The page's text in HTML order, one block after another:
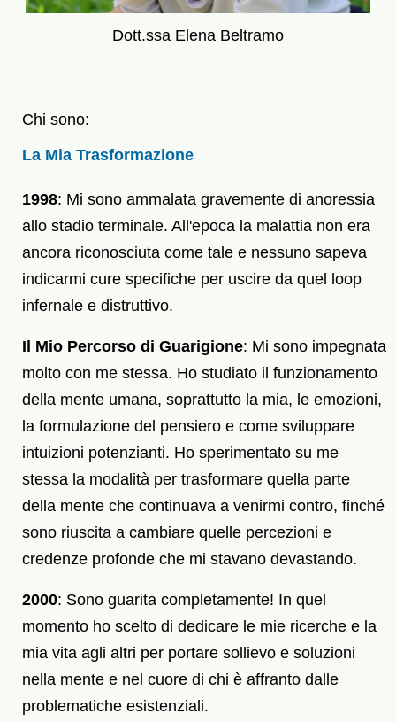
Dott.ssa Elena Beltramo
Chi sono:
La Mia Trasformazione
1998: Mi sono ammalata gravemente di anoressia
allo stadio terminale. All'epoca la malattia non era
ancora riconosciuta come tale e nessuno sapeva
indicarmi cure specifiche per uscire da quel loop
infernale e distruttivo.
Il Mio Percorso di Guarigione: Mi sono impegnata
molto con me stessa. Ho studiato il funzionamento
della mente umana, soprattutto la mia, le emozioni,
la formulazione del pensiero e come sviluppare
intuizioni potenzianti. Ho sperimentato su me
stessa la modalità per trasformare quella parte
della mente che continuava a venirmi contro, finché
sono riuscita a cambiare quelle percezioni e
credenze profonde che mi stavano devastando.
2000: Sono guarita completamente! In quel
momento ho scelto di dedicare le mie ricerche e la
mia vita agli altri per portare sollievo e soluzioni
nella mente e nel cuore di chi è affranto dalle
problematiche esistenziali.